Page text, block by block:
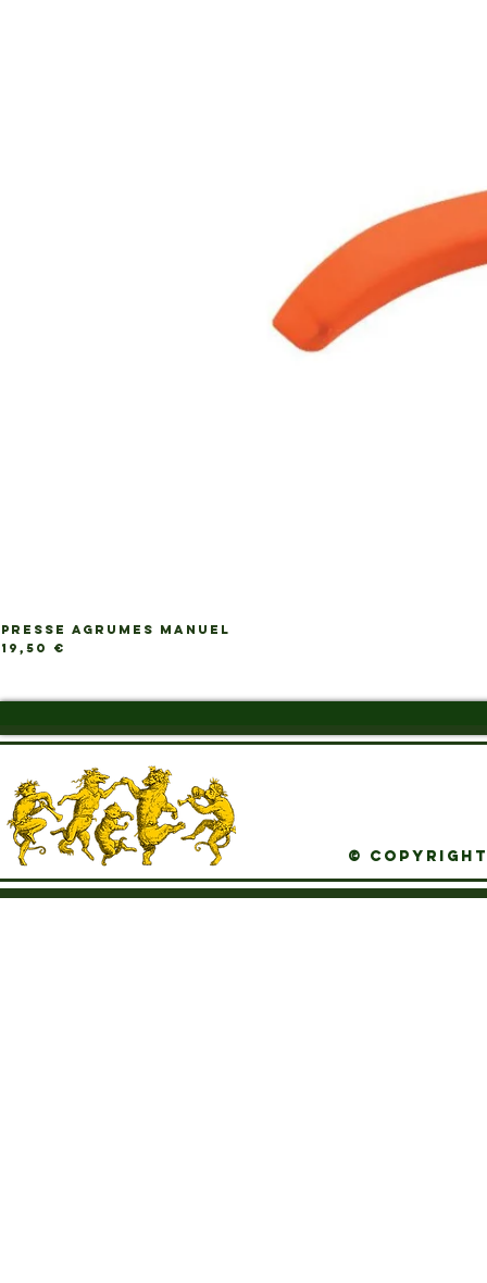
PRESSE AGRUMES MANUEL
Prix
19,50 €
© Copyright